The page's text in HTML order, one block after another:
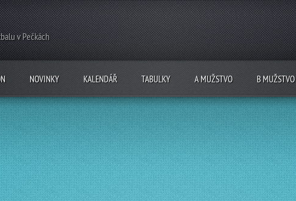
v Pečkách
NOVINKY KALENDÁŘ TABULKY A MUŽSTVO B MUŽSTVO